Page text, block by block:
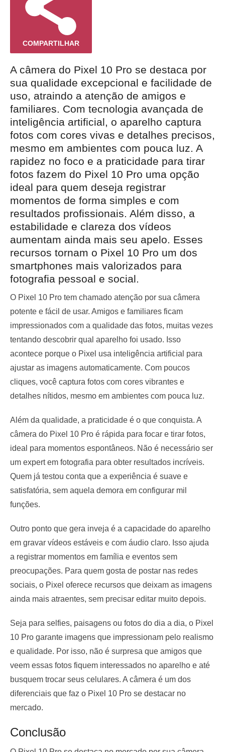
COMPARTILHAR
A câmera do Pixel 10 Pro se destaca por
sua qualidade excepcional e facilidade de
uso, atraindo a atenção de amigos e
familiares. Com tecnologia avançada de
inteligência artificial, o aparelho captura
fotos com cores vivas e detalhes precisos,
mesmo em ambientes com pouca luz. A
rapidez no foco e a praticidade para tirar
fotos fazem do Pixel 10 Pro uma opção
ideal para quem deseja registrar
momentos de forma simples e com
resultados profissionais. Além disso, a
estabilidade e clareza dos vídeos
aumentam ainda mais seu apelo. Esses
recursos tornam o Pixel 10 Pro um dos
smartphones mais valorizados para
fotografia pessoal e social.
O Pixel 10 Pro tem chamado atenção por sua câmera
potente e fácil de usar. Amigos e familiares ficam
impressionados com a qualidade das fotos, muitas vezes
tentando descobrir qual aparelho foi usado. Isso
acontece porque o Pixel usa inteligência artificial para
ajustar as imagens automaticamente. Com poucos
cliques, você captura fotos com cores vibrantes e
detalhes nítidos, mesmo em ambientes com pouca luz.
Além da qualidade, a praticidade é o que conquista. A
câmera do Pixel 10 Pro é rápida para focar e tirar fotos,
ideal para momentos espontâneos. Não é necessário ser
um expert em fotografia para obter resultados incríveis.
Quem já testou conta que a experiência é suave e
satisfatória, sem aquela demora em configurar mil
funções.
Outro ponto que gera inveja é a capacidade do aparelho
em gravar vídeos estáveis e com áudio claro. Isso ajuda
a registrar momentos em família e eventos sem
preocupações. Para quem gosta de postar nas redes
sociais, o Pixel oferece recursos que deixam as imagens
ainda mais atraentes, sem precisar editar muito depois.
Seja para selfies, paisagens ou fotos do dia a dia, o Pixel
10 Pro garante imagens que impressionam pelo realismo
e qualidade. Por isso, não é surpresa que amigos que
veem essas fotos fiquem interessados no aparelho e até
busquem trocar seus celulares. A câmera é um dos
diferenciais que faz o Pixel 10 Pro se destacar no
mercado.
Conclusão